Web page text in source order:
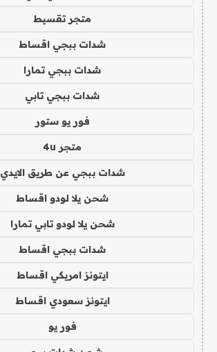
متجر تقسيط
شدات ببجي اقساط
شدات ببجي تمارا
شدات ببجي تابي
فور يو ستور
متجر 4u
شدات ببجي عن طريق الايدي
شحن يلا لودو اقساط
شحن يلا لودو تابي تمارا
شدات ببجي اقساط
ايتونز امريكي اقساط
ايتونز سعودي اقساط
فور يو